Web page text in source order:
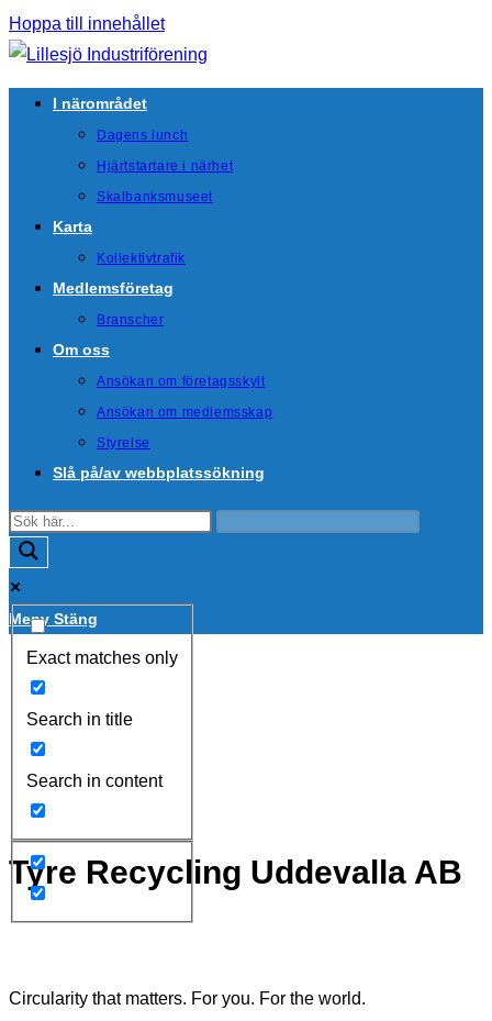
Hoppa till innehållet
I närområdet
Dagens lunch
Hjärtstartare i närhet
Skalbanksmuseet
Karta
Kollektivtrafik
Medlemsföretag
Branscher
Om oss
Ansökan om företagsskylt
Ansökan om medlemsskap
Styrelse
Slå på/av webbplatssökning
Exact matches only
Search in title
Search in content
Meny Stäng
Tyre Recycling Uddevalla AB
Circularity that matters. For you. For the world.